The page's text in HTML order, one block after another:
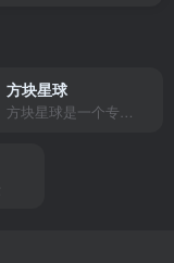
方块星球
方块星球是一个专注于我的世界的中文论坛，提供丰富的资源分享、玩家交流和创意展示，包括地图、皮肤、数据包等内容，打造Minecraft玩家的专属社区乐园！